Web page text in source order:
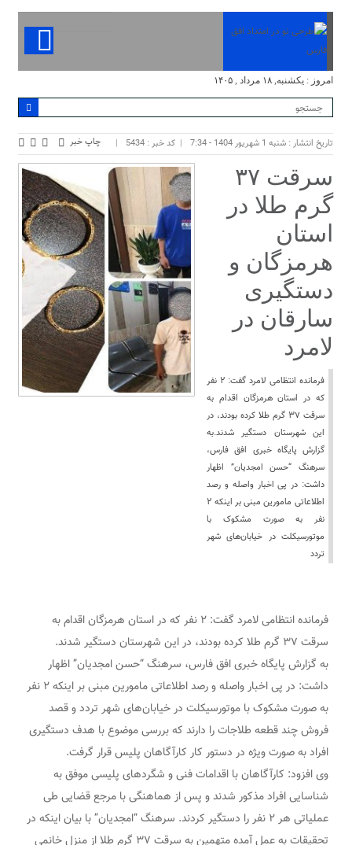
امروز : یکشنبه, ۱۸ مرداد , ۱۴۰۵
تاریخ انتشار : شنبه 1 شهریور 1404 - 7:34 کد خبر : 5434 چاپ خبر
سرقت ۳۷
گرم طلا در
استان
هرمزگان و
دستگیری
سارقان در
لامرد
فرمانده انتظامی لامرد گفت: ۲ نفر
که در استان هرمزگان اقدام به
سرقت ۳۷ گرم طلا کرده بودند، در
این شهرستان دستگیر شدند.به
گزارش پایگاه خبری افق فارس،
سرهنگ “حسن امجدیان” اظهار
داشت: در پی اخبار واصله و رصد
اطلاعاتی مامورین مبنی بر اینکه ۲
نفر به صورت مشکوک با
موتورسیکلت در خیابان‌های شهر
تردد
فرمانده انتظامی لامرد گفت: ۲ نفر که در استان هرمزگان اقدام به
سرقت ۳۷ گرم طلا کرده بودند، در این شهرستان دستگیر شدند.
به گزارش پایگاه خبری افق فارس، سرهنگ “حسن امجدیان” اظهار
داشت: در پی اخبار واصله و رصد اطلاعاتی مامورین مبنی بر اینکه ۲ نفر
به صورت مشکوک با موتورسیکلت در خیابان‌های شهر تردد و قصد
فروش چند قطعه طلاجات را دارند که بررسی موضوع با هدف دستگیری
افراد به صورت ویژه در دستور کار کارآگاهان پلیس قرار گرفت.
وی افزود: کارآگاهان با اقدامات فنی و شگردهای پلیسی موفق به
شناسایی افراد مذکور شدند و پس از هماهنگی با مرجع قضایی طی
عملیاتی هر ۲ نفر را دستگیر کردند. سرهنگ “امجدیان” با بیان اینکه در
تحقیقات به عمل آمده متهمین به سرقت ۳۷ گرم طلا از منزل خانمی